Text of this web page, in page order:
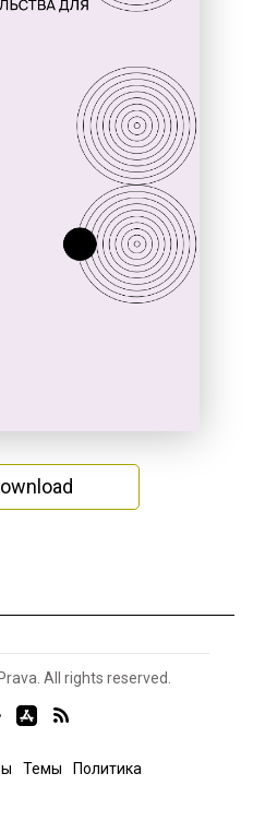
All rights reserved.
Темы Политика